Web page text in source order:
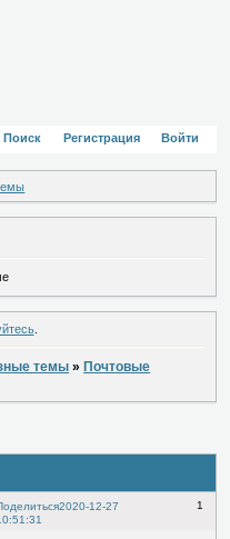
Поиск Регистрация Войти
.
темы »Почтовые
1
2020-12-27